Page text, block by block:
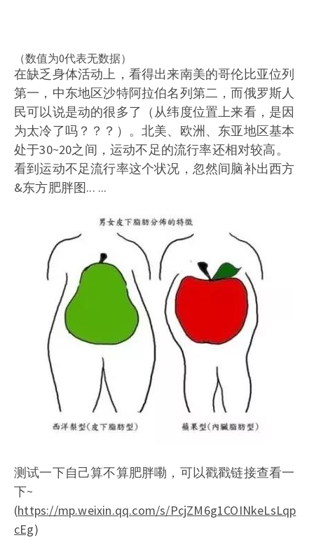
（数值为0代表无数据）
在缺乏身体活动上，看得出来南美的哥伦比亚位列
第一，中东地区沙特阿拉伯名列第二，而俄罗斯人
民可以说是动的很多了（从纬度位置上来看，是因
为太冷了吗？？？）。北美、欧洲、东亚地区基本
处于30~20之间，运动不足的流行率还相对较高。
看到运动不足流行率这个状况，忽然间脑补出西方
&东方肥胖图... ...
测试一下自己算不算肥胖嘞，可以戳戳链接查看一
下~
(https://mp.weixin.qq.com/s/PcjZM6g1COINkeLsLqp
cEg)